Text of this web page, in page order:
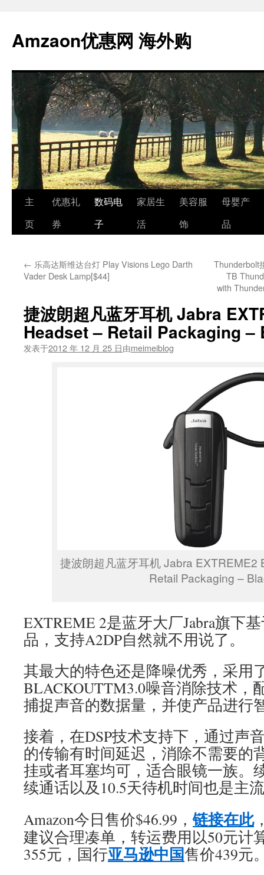
正
文
Amzaon优惠网 海外购
主
页
优惠礼
券
数码电
子
家居生
活
美容服
饰
母婴产
品
← 乐高达斯维达台灯 Play Visions Lego Darth
Vader Desk Lamp[$44]
Thunderbolt
TB
with
捷波朗超凡蓝牙耳机 Jabra
Headset – Retail Packaging –
发表于2012 年 12 月 25 日由meimeiblog
捷波朗超凡蓝牙耳机 Jabra EXTREME2
Retail Packaging –
EXTREME 2是蓝牙大厂Jabra旗下
品，支持A2DP自然就不用说了。
其最大的特色还是降噪优秀，采用
BLACKOUTTM3.0噪音消除技术，
捕捉声音的数据量，并使产品进行
接着，在DSP技术支持下，通过声
的传输有时间延迟，消除不需要的
挂或者耳塞均可，适合眼镜一族。
续通话以及10.5天待机时间也是主
Amazon今日售价$46.99，链接在此
建议合理凑单，转运费用以50元计
355元，国行亚马逊中国售价439元